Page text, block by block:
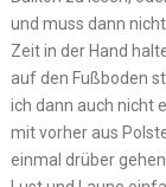
und muss dann
Zeit in der Hand
auf den Fußboden
ich dann auch nicht
mit vorher aus
einmal drüber